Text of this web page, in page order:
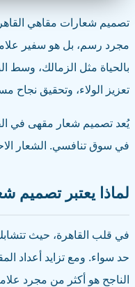
تصميم شعارات مقاهي
مجرد رسم، بل هو سفير
بالحياة مثل الزمالك، وسط
تعزيز الولاء، وتحقيق نجاح
يُعد تصميم شعار مقهى في
في سوق تنافسي. الشعار
لماذا يعتبر تصميم
في قلب القاهرة، حيث
حد سواء. ومع تزايد أعداد
الناجح هو أكثر من مجرد